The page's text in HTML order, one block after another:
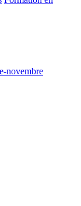
novembre